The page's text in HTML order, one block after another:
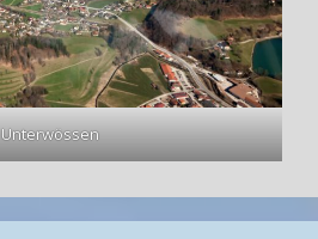
Unterwössen